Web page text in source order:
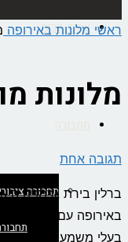
עמוד הבית
תחבורה
ראשי מלונות באירופה
מלונות
תגובה אחת
ברלין בירת גרמניה
באירופה עם היסטוריה
בעלי משמעות